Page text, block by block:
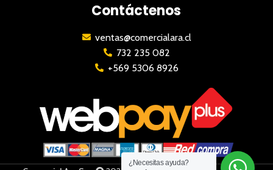
Contáctenos
ventas@comercialara.cl
732 235 082
+569 5306 8926
¿Necesitas ayuda?